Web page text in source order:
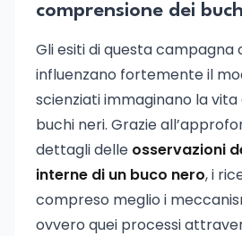
comprensione dei
Gli esiti di questa campagna
influenzano fortemente il
scienziati immaginano la vita
buchi neri. Grazie
dettagli delle osservazioni
interne di un buco nero, i
compreso meglio i
ovvero quei processi